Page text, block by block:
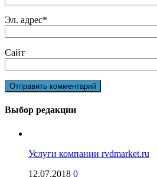
Эл. адрес*
Сайт
Выбор редакции
Услуги компании rvdmarket.ru
12.07.2018 0